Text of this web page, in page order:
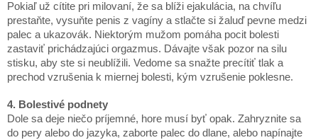
Pokiaľ už cítite pri milovaní, že sa blíži ejakulácia, na chvíľu
prestaňte, vysuňte penis z vagíny a stlačte si žaluď pevne medzi
palec a ukazovák. Niektorým mužom pomáha pocit bolesti
zastaviť prichádzajúci orgazmus. Dávajte však pozor na silu
stisku, aby ste si neublížili. Vedome sa snažte precítiť tlak a
prechod vzrušenia k miernej bolesti, kým vzrušenie poklesne.
4. Bolestivé podnety
Dole sa deje niečo príjemné, hore musí byť opak. Zahryznite sa
do pery alebo do jazyka, zaborte palec do dlane, alebo napínajte